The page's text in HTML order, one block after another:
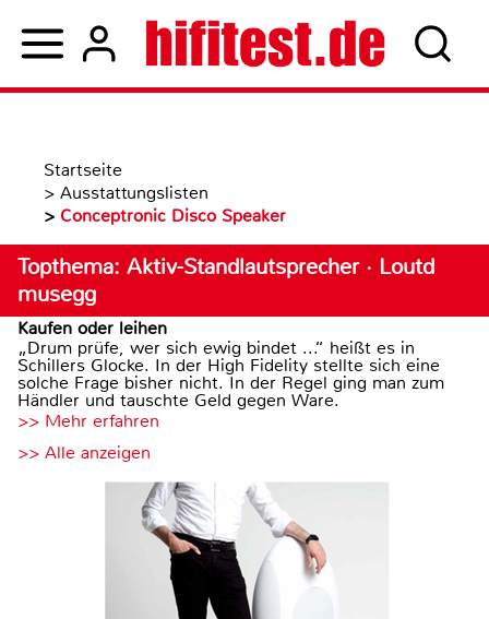
Startseite
> Ausstattungslisten
> Conceptronic Disco Speaker
Topthema: Aktiv-Standlautsprecher · Loutd
musegg
Kaufen oder leihen
„Drum prüfe, wer sich ewig bindet ...“ heißt es in
Schillers Glocke. In der High Fidelity stellte sich eine
solche Frage bisher nicht. In der Regel ging man zum
Händler und tauschte Geld gegen Ware.
>> Mehr erfahren
>> Alle anzeigen